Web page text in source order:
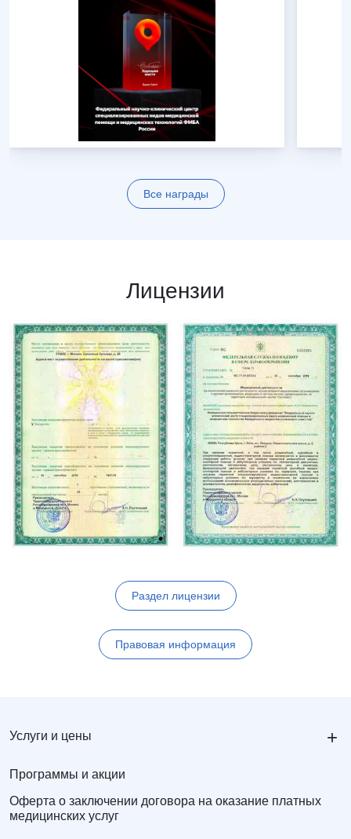
Все награды
Лицензии
Раздел лицензии
Правовая информация
Услуги и цены +
Программы и акции
Оферта о заключении договора на оказание платных
медицинских услуг